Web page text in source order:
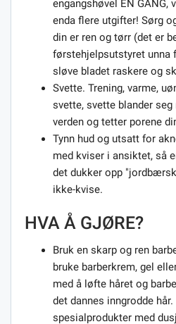
engangshøvel EN GANG,
enda flere utgifter! Sørg
din er ren og tørr (det er
førstehjelpsutstyret unna
sløve bladet raskere og
Svette. Trening, varme,
svette, svette blander
verden og tetter porene
Tynn hud og utsatt for
med kviser i ansiktet, så
det dukker opp
ikke-kvise.
HVA Å GJØRE?
Bruk en skarp og ren
bruke barberkrem, gel
med å løfte håret og
det dannes inngrodde
spesialprodukter med